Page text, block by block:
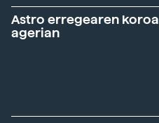
Astro erregearen koroa
agerian